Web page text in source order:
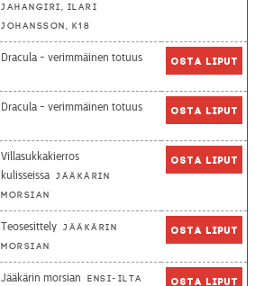
Jahangiri, Ilari
Johansson, K18
Dracula - verimmäinen totuus Osta liput
Dracula - verimmäinen totuus Osta liput
Villasukkakierros
kulisseissa Jääkärin
morsian
Osta liput
Teosesittely Jääkärin
morsian
Osta liput
Jääkärin morsian Ensi-ilta Osta liput